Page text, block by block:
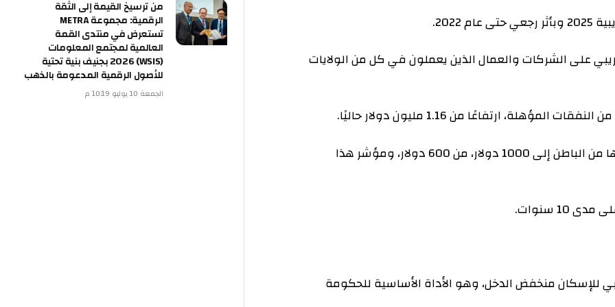
الشركات والعمال الذين يعملون في كل من الولايات
كما أنه سيرفع عتبة الإبلاغ عن العمالة المتعاقد عليها من الباطن إلى 1000 دولار، من 600 دولار، ومؤشر هذا
منخفض الدخل، وهو الأداة الأساسية للحكومة
من ترسيخ القيمة إلى الثقة
الرقمية: مجموعة METRA
تستعرض في منتدى القمة
العالمية لمجتمع المعلومات
(WSIS) 2026 بجنيف بنية تحتية
للأصول الرقمية المدعومة بالذهب